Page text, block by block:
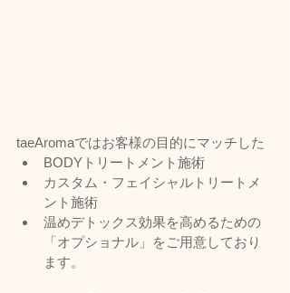
taeAromaではお客様の目的にマッチした
BODYトリートメント施術
カスタム・フェイシャルトリートメ
ント施術
温めデトックス効果を高めるための
「オプショナル」をご用意しており
ます。